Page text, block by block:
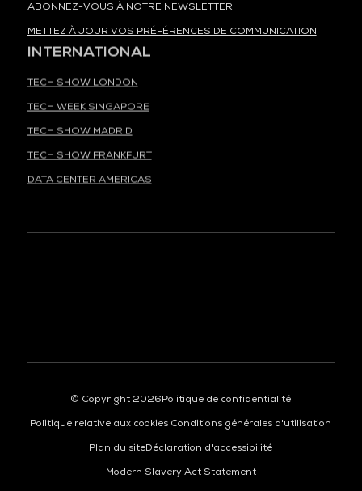
ABONNEZ-VOUS À NOTRE NEWSLETTER
METTEZ À JOUR VOS PRÉFÉRENCES DE COMMUNICATION
INTERNATIONAL
TECH SHOW LONDON
TECH WEEK SINGAPORE
TECH SHOW MADRID
TECH SHOW FRANKFURT
DATA CENTER AMERICAS
© Copyright 2026Politique de confidentialité
Politique relative aux cookies Conditions générales d'utilisation
Plan du siteDéclaration d'accessibilité
Modern Slavery Act Statement